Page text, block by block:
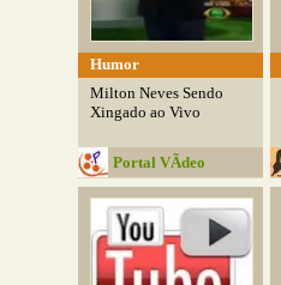
Humor
Milton Neves Sendo
Xingado ao Vivo
Portal VÃ­deo